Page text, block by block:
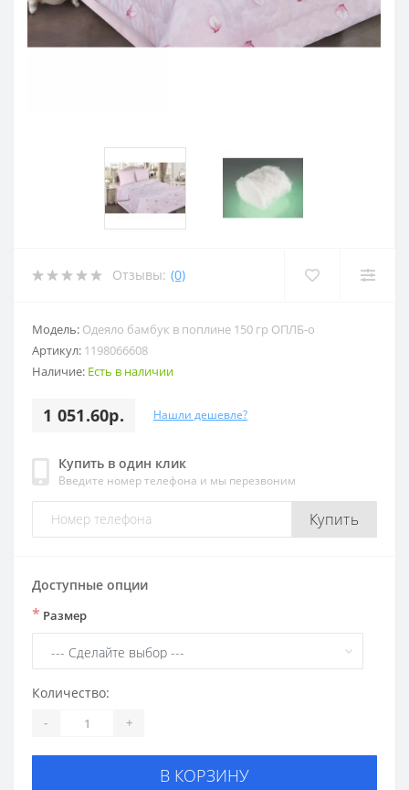
Отзывы: (0)
Модель: Одеяло бамбук в поплине 150 гр ОПЛБ-о
Артикул: 1198066608
Наличие: Есть в наличии
1 051.60р. Нашли дешевле?
Купить в один клик
Введите номер телефона и мы перезвоним
Купить
Доступные опции
* Размер
Количество:
- +
В КОРЗИНУ